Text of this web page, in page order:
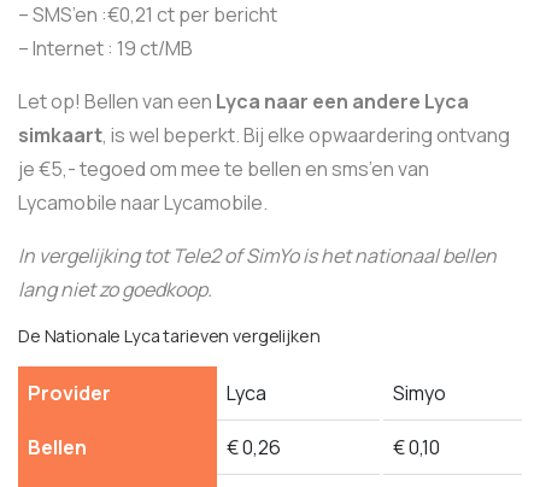
– SMS’en :€0,21 ct per bericht
– Internet : 19 ct/MB
Let op! Bellen van een Lyca naar een andere Lyca
simkaart, is wel beperkt. Bij elke opwaardering ontvang
je €5,- tegoed om mee te bellen en sms’en van
Lycamobile naar Lycamobile.
In vergelijking tot Tele2 of SimYo is het nationaal bellen
lang niet zo goedkoop.
De Nationale Lyca tarieven vergelijken
Provider
Bellen
Lyca
€ 0,26
Simyo
€ 0,10